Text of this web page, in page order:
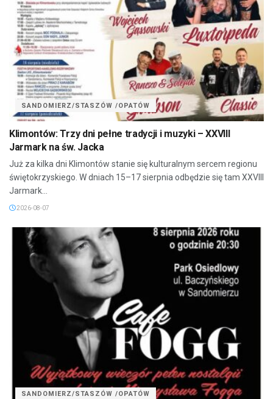
SANDOMIERZ/STASZÓW /OPATÓW
Klimontów: Trzy dni pełne tradycji i muzyki – XXVIII
Jarmark na św. Jacka
Już za kilka dni Klimontów stanie się kulturalnym sercem regionu
świętokrzyskiego. W dniach 15–17 sierpnia odbędzie się tam XXVIII
Jarmark...
2026-08-07
SANDOMIERZ/STASZÓW /OPATÓW